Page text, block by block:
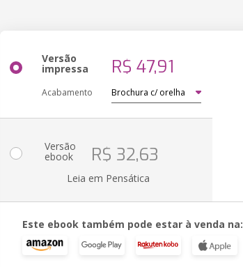
Versão
impressa R$ 47,91
Acabamento
Versão
ebook R$ 32,63
Leia em Pensática
Este ebook também pode estar à venda na: